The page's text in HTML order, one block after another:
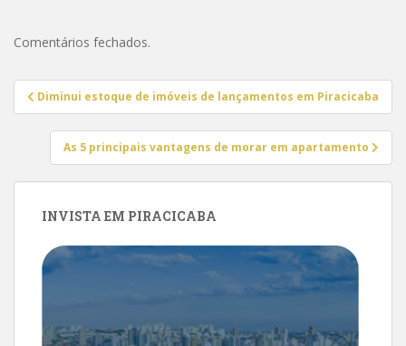
Comentários fechados.
Navegação
de
Post
Diminui estoque de imóveis de lançamentos em Piracicaba
As 5 principais vantagens de morar em apartamento
INVISTA EM PIRACICABA